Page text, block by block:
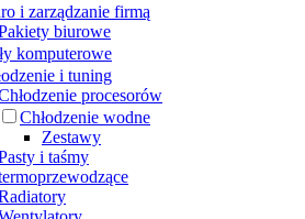
i zarządzanie firmą
biurowe
komputerowe
i tuning
procesorów
Chłodzenie wodne
Zestawy
i taśmy